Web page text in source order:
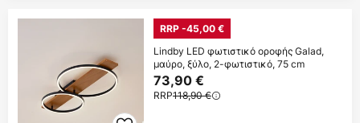
RRP -45,00 €
Lindby LED φωτιστικό οροφής Galad,
μαύρο, ξύλο, 2-φωτιστικό, 75 cm
73,90 €
RRP118,90 €